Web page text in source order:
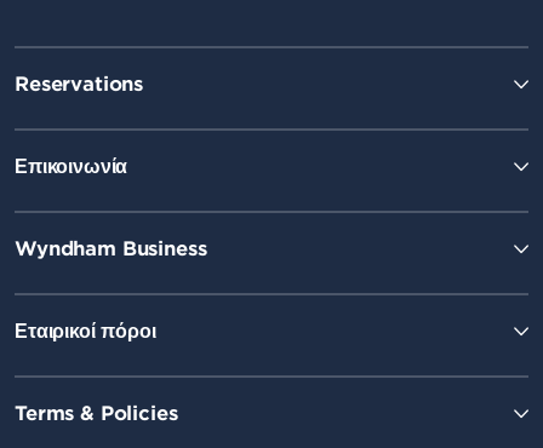
Reservations
Επικοινωνία
Wyndham Business
Εταιρικοί πόροι
Terms & Policies